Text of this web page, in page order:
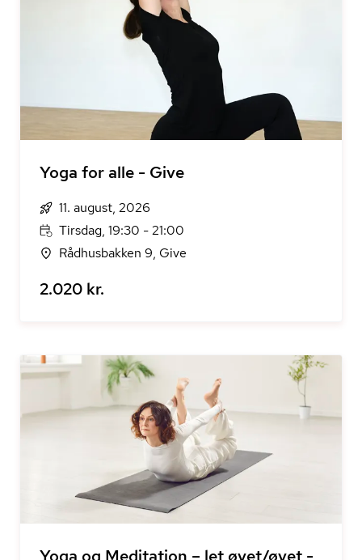
Yoga for alle - Give
11. august, 2026
Tirsdag, 19:30 - 21:00
Rådhusbakken 9, Give
2.020 kr.